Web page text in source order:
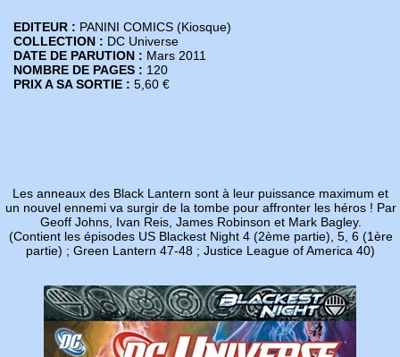
EDITEUR : PANINI COMICS (Kiosque)
COLLECTION : DC Universe
DATE DE PARUTION : Mars 2011
NOMBRE DE PAGES : 120
PRIX A SA SORTIE : 5,60 €
Les anneaux des Black Lantern sont à leur puissance maximum et
un nouvel ennemi va surgir de la tombe pour affronter les héros ! Par
Geoff Johns, Ivan Reis, James Robinson et Mark Bagley.
(Contient les épisodes US Blackest Night 4 (2ème partie), 5, 6 (1ère
partie) ; Green Lantern 47-48 ; Justice League of America 40)